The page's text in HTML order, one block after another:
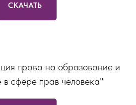
СКАЧАТЬ
права на образование и
в сфере прав человека"